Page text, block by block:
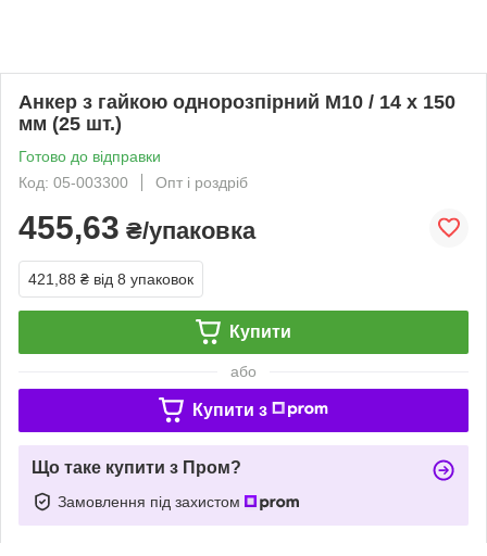
Анкер з гайкою однорозпірний M10 / 14 х 150
мм (25 шт.)
Готово до відправки
Код: 05-003300
Опт і роздріб
455,63 ₴/упаковка
421,88 ₴ від 8 упаковок
Купити
або
Купити з
Що таке купити з Пром?
Замовлення під захистом